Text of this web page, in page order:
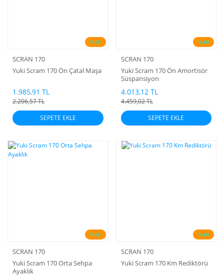
%10
SCRAN 170
Yuki Scram 170 Ön Çatal Maşa
1.985,91 TL
2.206,57 TL
SEPETE EKLE
%10
SCRAN 170
Yuki Scram 170 Ön Amortisör
Süspansiyon
4.013,12 TL
4.459,02 TL
SEPETE EKLE
%10
SCRAN 170
Yuki Scram 170 Orta Sehpa
Ayaklık
%10
SCRAN 170
Yuki Scram 170 Km Rediktörü